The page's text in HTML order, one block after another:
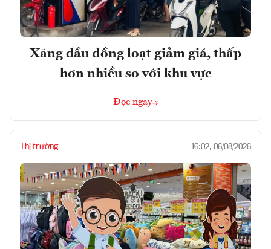
Xăng dầu đồng loạt giảm giá, thấp
hơn nhiều so với khu vực
Đọc ngay
Thị trường 16:02, 06/08/2026